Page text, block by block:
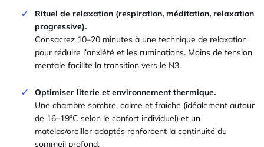
Rituel de relaxation (respiration, méditation, relaxation
progressive).
Consacrez 10–20 minutes à une technique de relaxation
pour réduire l’anxiété et les ruminations. Moins de tension
mentale facilite la transition vers le N3.
Optimiser literie et environnement thermique.
Une chambre sombre, calme et fraîche (idéalement autour
de 16–19°C selon le confort individuel) et un
matelas/oreiller adaptés renforcent la continuité du
sommeil profond.